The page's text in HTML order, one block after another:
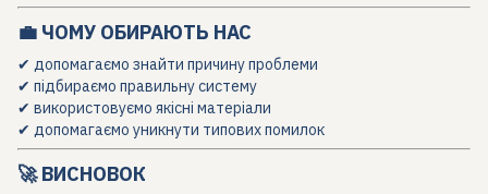
💼 ЧОМУ ОБИРАЮТЬ НАС
✔ допомагаємо знайти причину проблеми
✔ підбираємо правильну систему
✔ використовуємо якісні матеріали
✔ допомагаємо уникнути типових помилок
🚀 ВИСНОВОК